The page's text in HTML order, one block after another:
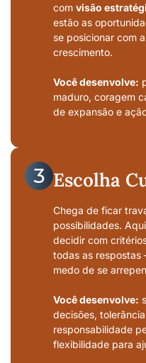
com visão
estão as
se posicionar com
crescimento.
Você desenvolve:
maduro, coragem
de expansão e
Escolha
Chega de ficar
possibilidades.
decidir com
todas as
medo de se
Você desenvolve:
decisões,
responsabilidade
flexibilidade para